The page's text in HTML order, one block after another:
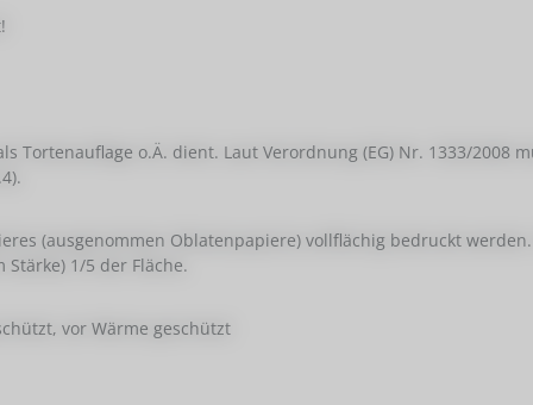
Tortenauflage o.Ä. dient. Laut Verordnung (EG) Nr. 1333/2008
(ausgenommen Oblatenpapiere) vollflächig bedruckt
1/5 der Fläche.
vor Wärme geschützt